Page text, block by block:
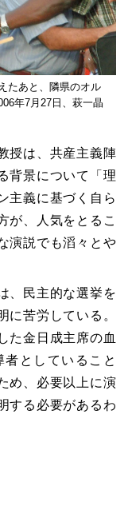
たあと、隣県のオル
年7月27日、萩一晶
授は、共産主義陣
背景について「理
主義に基づく自ら
が、人気をとるこ
演説でも滔々とや
、民主的な選挙を
に苦労している。
た金日成主席の血
としていること
め、必要以上に演
する必要があるわ